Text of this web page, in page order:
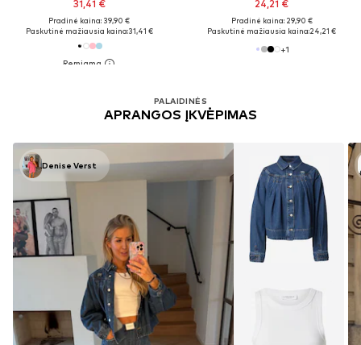
31,41 €
Pradinė kaina: 39,90 €
Paskutinė mažiausia kaina:31,41 €
24,21 €
Pradinė kaina: 29,90 €
Paskutinė mažiausia kaina:24,21 €
+1
PALAIDINĖS
APRANGOS ĮKVĖPIMAS
Denise Verst